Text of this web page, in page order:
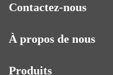
Contactez-nous
À propos de nous
Produits